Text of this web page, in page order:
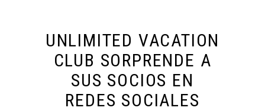
UNLIMITED VACATION
CLUB SORPRENDE A
SUS SOCIOS EN
REDES SOCIALES